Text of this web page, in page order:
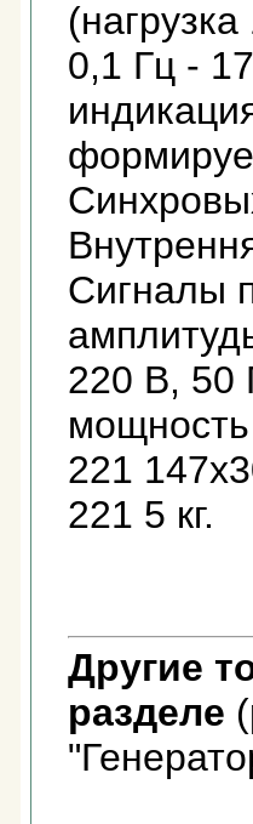
0,1 Гц -
Cигналы
220 В, 50
221
221 5 кг.
Другие
разделе